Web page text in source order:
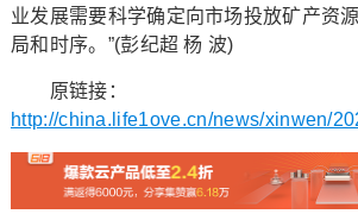
业发展需要科学确定向市场投放矿产资
局和时序。”(彭纪超 杨 波)
原链接：
http://china.life1ove.cn/news/xinwen/